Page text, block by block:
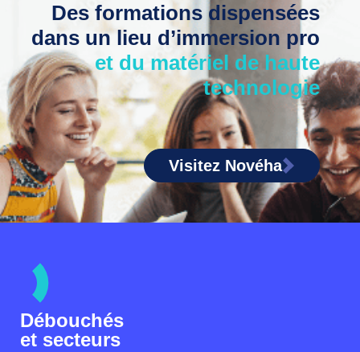
Des formations dispensées
dans un lieu d’immersion pro
et du matériel de haute
technologie
Visitez Novéha
Débouchés
et secteurs